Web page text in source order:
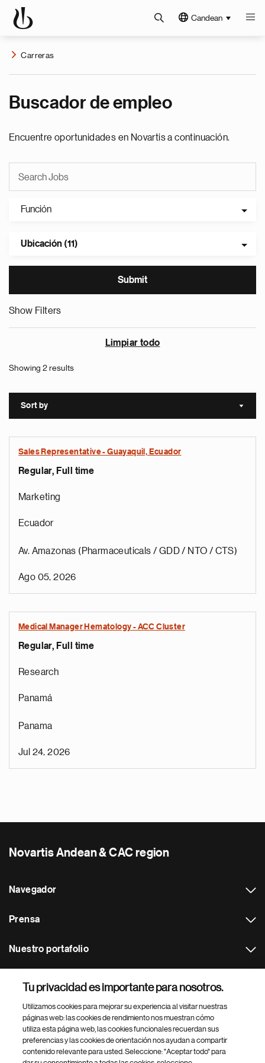
Candean
Carreras
Buscador de empleo
Encuentre oportunidades en Novartis a continuación.
Función
Ubicación (11)
Show Filters
Limpiar todo
Showing 2 results
Sort by Sort
Sales Representative - Guayaquil, Ecuador
Regular, Full time
Marketing
Ecuador
Av. Amazonas (Pharmaceuticals / GDD / NTO / CTS)
Ago 05, 2026
Medical Manager Hematology - ACC Cluster
Regular, Full time
Research
Panamá
Panama
Jul 24, 2026
Novartis Andean & CAC region
Navegador
Prensa
Nuestro portafolio
Footer Site Search
Tu privacidad es importante para nosotros.
Utilizamos cookies para mejorar su experiencia al visitar nuestras
páginas web: las cookies de rendimiento nos muestran cómo
utiliza esta página web, las cookies funcionales recuerdan sus
preferencias y las cookies de orientación nos ayudan a compartir
contenido relevante para usted. Seleccione: "Aceptar todo" para